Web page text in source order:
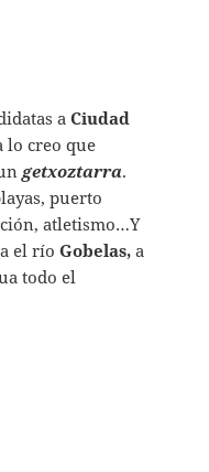
aCiudad
lo creo que
getxoztarra.
puerto
atletismo…Y
el ríoGobelas, a
todo el